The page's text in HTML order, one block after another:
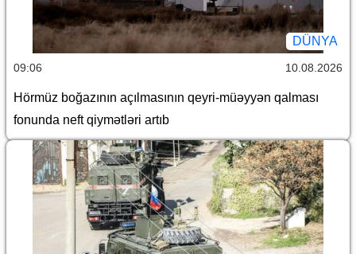
DÜNYA
09:06 10.08.2026
Hörmüz boğazının açılmasının qeyri-müəyyən qalması
fonunda neft qiymətləri artıb